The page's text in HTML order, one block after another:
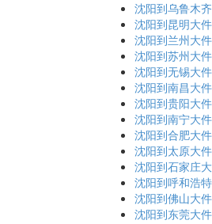
沈阳到乌鲁木
沈阳到昆明大
沈阳到兰州大
沈阳到苏州大
沈阳到无锡大
沈阳到南昌大
沈阳到贵阳大
沈阳到南宁大
沈阳到合肥大
沈阳到太原大
沈阳到石家庄
沈阳到呼和浩
沈阳到佛山大
沈阳到东莞大